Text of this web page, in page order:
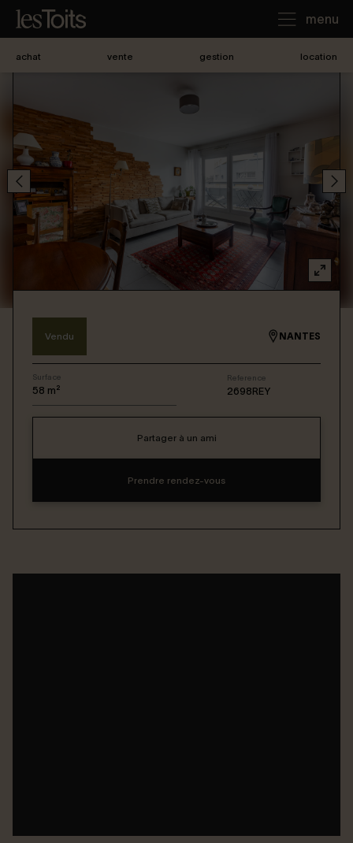
menu
Je vends
Notre agence
Connexion / Inscription
achat vente gestion location
Vendu NANTES
Surface
58 m²
Reference
2698REY
Partager à un ami
Prendre rendez-vous